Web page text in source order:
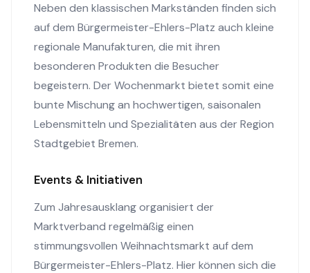
Neben den klassischen Markständen finden sich
auf dem Bürgermeister-Ehlers-Platz auch kleine
regionale Manufakturen, die mit ihren
besonderen Produkten die Besucher
begeistern. Der Wochenmarkt bietet somit eine
bunte Mischung an hochwertigen, saisonalen
Lebensmitteln und Spezialitäten aus der Region
Stadtgebiet Bremen.
Events & Initiativen
Zum Jahresausklang organisiert der
Marktverband regelmäßig einen
stimmungsvollen Weihnachtsmarkt auf dem
Bürgermeister-Ehlers-Platz. Hier können sich die